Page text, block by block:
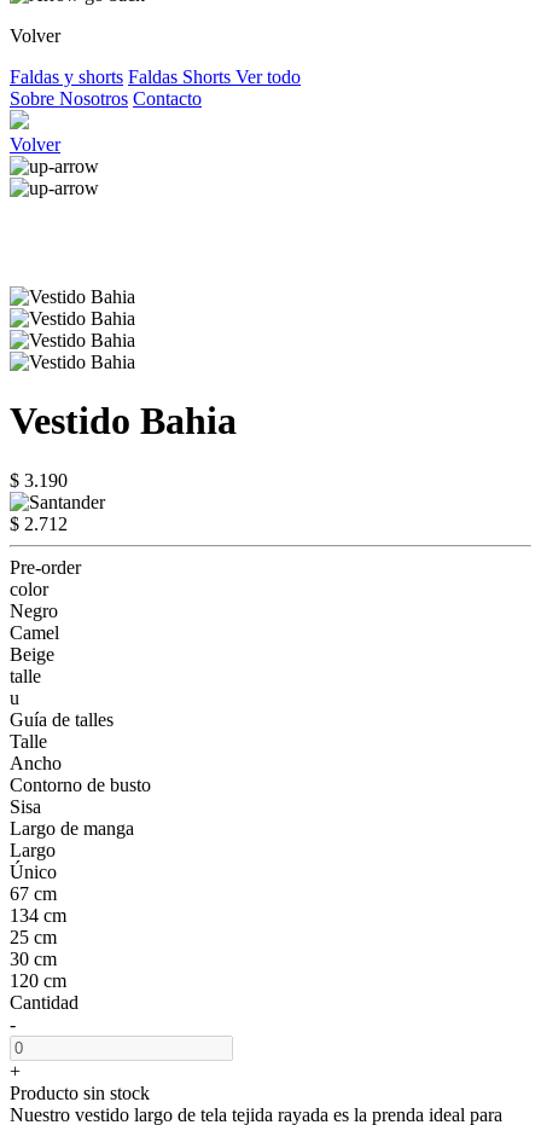
Volver
Faldas y shorts Faldas Shorts Ver todo
Sobre Nosotros Contacto
Volver
Vestido Bahia
$ 3.190
$ 2.712
Pre-order
color
Negro
Camel
Beige
talle
u
Guía de talles
Talle
Ancho
Contorno de busto
Sisa
Largo de manga
Largo
Único
67 cm
134 cm
25 cm
30 cm
120 cm
Cantidad
-
+
Producto sin stock
Nuestro vestido largo de tela tejida rayada es la prenda ideal para